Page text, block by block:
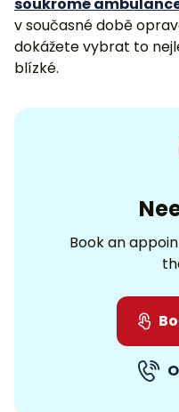
v současné době
dokážete vybrat to
blízké.
Book an